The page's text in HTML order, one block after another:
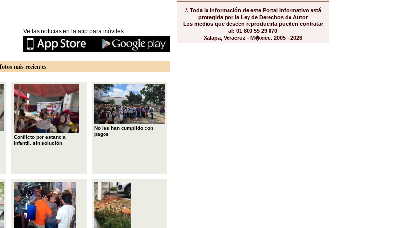
Ve las noticias en la app para móviles
más recientes
Conflicto por estancia
infantil, sin solución
No les han cumplido con
pagos
© Toda la información de este Portal Informativo está
protegida por la Ley de Derechos de Autor
Los medios que deseen reproducirla pueden contratar
al: 01 800 55 29 870
Xalapa, Veracruz - M�xico. 2005 - 2026